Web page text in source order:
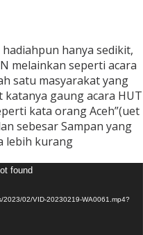
hanya sedikit,
melainkan seperti acara
satu masyarakat yang
gaung acara HUT
kata orang Aceh”(uet
sebesar Sampan yang
lebih kurang
found
2023/02/VID-20230219-WA0061.mp4?